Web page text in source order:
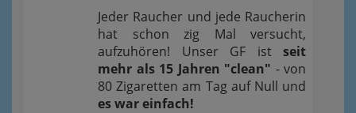
Jeder Raucher und jede Raucherin
hat schon zig Mal versucht,
aufzuhören! Unser GF ist seit
mehr als 15 Jahren "clean" - von
80 Zigaretten am Tag auf Null und
es war einfach!